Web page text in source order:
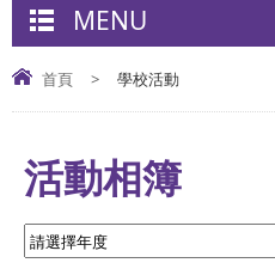
MENU
首頁 > 學校活動
活動相簿